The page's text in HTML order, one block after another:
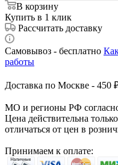
В корзину
Купить в 1 клик
Рассчитать доставку
Самовывоз - бесплатно
работы
Доставка по Москве - 450
МО и регионы РФ
Цена действительна
отличаться от цен в
Принимаем к оплате: